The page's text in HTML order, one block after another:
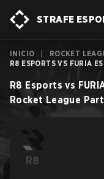
STRAFE
INICIO ROCKET
R8 ESPORTS VS FURIA
R8 Esports vs
Rocket League
R8
-